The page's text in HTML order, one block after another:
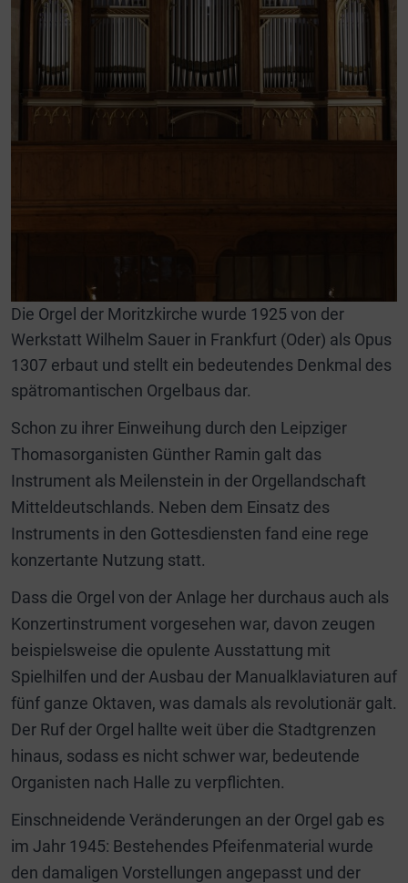
Die Orgel der Moritzkirche wurde 1925 von der
Werkstatt Wilhelm Sauer in Frankfurt (Oder) als Opus
1307 erbaut und stellt ein bedeutendes Denkmal des
spätromantischen Orgelbaus dar.
Schon zu ihrer Einweihung durch den Leipziger
Thomasorganisten Günther Ramin galt das
Instrument als Meilenstein in der Orgellandschaft
Mitteldeutschlands. Neben dem Einsatz des
Instruments in den Gottesdiensten fand eine rege
konzertante Nutzung statt.
Dass die Orgel von der Anlage her durchaus auch als
Konzertinstrument vorgesehen war, davon zeugen
beispielsweise die opulente Ausstattung mit
Spielhilfen und der Ausbau der Manualklaviaturen auf
fünf ganze Oktaven, was damals als revolutionär galt.
Der Ruf der Orgel hallte weit über die Stadtgrenzen
hinaus, sodass es nicht schwer war, bedeutende
Organisten nach Halle zu verpflichten.
Einschneidende Veränderungen an der Orgel gab es
im Jahr 1945: Bestehendes Pfeifenmaterial wurde
den damaligen Vorstellungen angepasst und der